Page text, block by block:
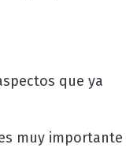
que ya
muy importante